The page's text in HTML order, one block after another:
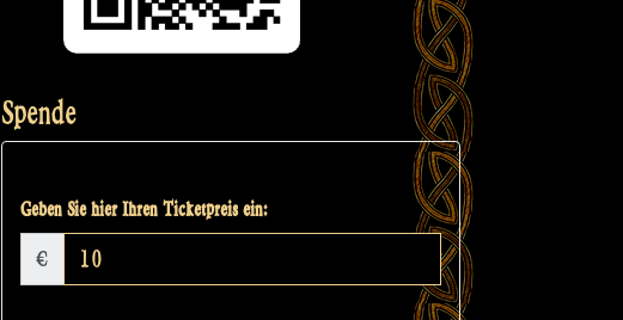
Spende
Geben Sie hier Ihren Ticketpreis ein:
€